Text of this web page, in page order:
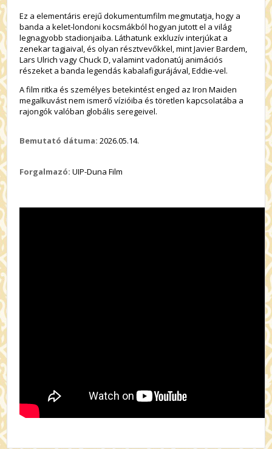
Ez a elementáris erejű dokumentumfilm megmutatja, hogy a
banda a kelet-londoni kocsmákból hogyan jutott el a világ
legnagyobb stadionjaiba. Láthatunk exkluzív interjúkat a
zenekar tagjaival, és olyan résztvevőkkel, mint Javier Bardem,
Lars Ulrich vagy Chuck D, valamint vadonatúj animációs
részeket a banda legendás kabalafigurájával, Eddie-vel.
A filmritka és személyes betekintést enged az Iron Maiden
megalkuvást nem ismerő vízióiba és töretlen kapcsolatába a
rajongók valóban globális seregeivel.
Bemutató dátuma: 2026.05.14.
Forgalmazó: UIP-Duna Film